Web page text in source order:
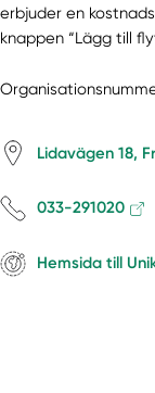
erbjuder en
knappen “Lägg till
Lidavägen 18,
033-291020
Hemsida till